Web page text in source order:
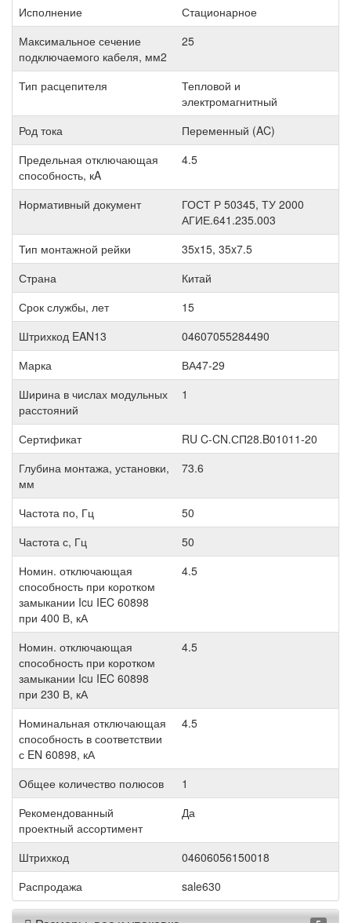
Исполнение
Стационарное
Максимальное сечение
подключаемого кабеля, мм2
25
Тип расцепителя
Тепловой и
электромагнитный
Род тока
Переменный (AC)
Предельная отключающая
способность, кA
4.5
Нормативный документ
ГОСТ Р 50345, ТУ 2000
АГИЕ.641.235.003
Тип монтажной рейки
35x15, 35x7.5
Страна
Китай
Срок службы, лет
15
Штрихкод EAN13
04607055284490
Марка
ВА47-29
Ширина в числах модульных
расстояний
1
Сертификат
RU C-CN.СП28.B01011-20
Глубина монтажа, установки,
мм
73.6
Частота по, Гц
50
Частота с, Гц
50
Номин. отключающая
способность при коротком
замыкании Icu IEC 60898
при 400 В, кА
4.5
Номин. отключающая
способность при коротком
замыкании Icu IEC 60898
при 230 В, кА
4.5
Номинальная отключающая
способность в соответствии
с EN 60898, кА
4.5
Общее количество полюсов
1
Рекомендованный
проектный ассортимент
Да
Штрихкод
04606056150018
Распродажа
sale630